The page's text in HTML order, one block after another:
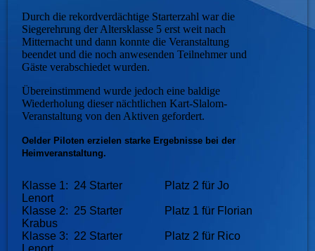
Durch die rekordverdächtige Starterzahl war die
Siegerehrung der Altersklasse 5 erst weit nach
Mitternacht und dann konnte die Veranstaltung
beendet und die noch anwesenden Teilnehmer und
Gäste verabschiedet wurden.
Übereinstimmend wurde jedoch eine baldige
Wiederholung dieser nächtlichen Kart-Slalom-
Veranstaltung von den Aktiven gefordert.
Oelder Piloten erzielen starke Ergebnisse bei der
Heimveranstaltung.
Klasse 1: 24 Starter Platz 2 für Jo
Lenort
Klasse 2: 25 Starter Platz 1 für Florian
Krabus
Klasse 3: 22 Starter Platz 2 für Rico